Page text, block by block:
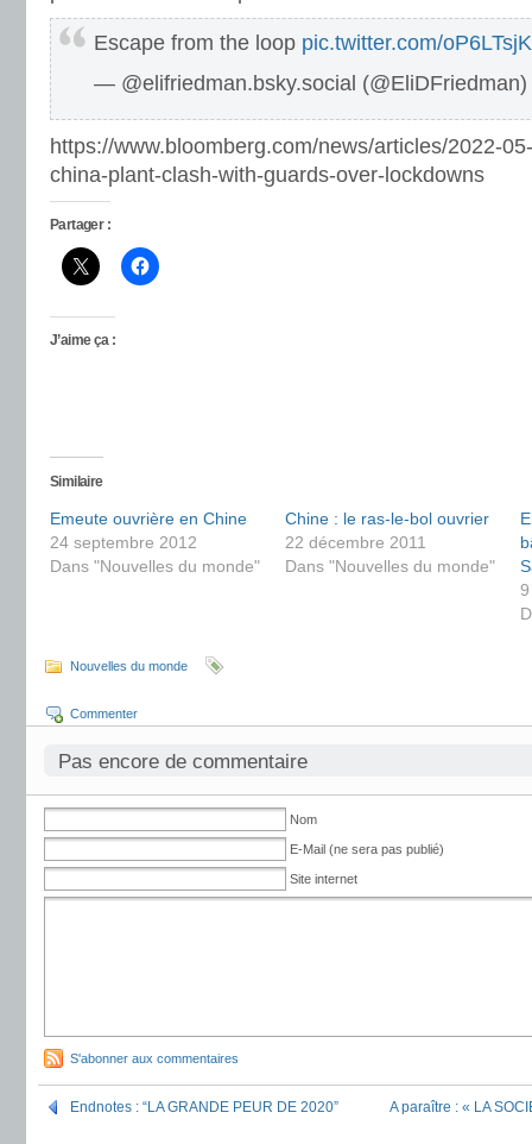
Escape from the loop pic.twitter.com/
— @elifriedman.bsky.social (@EliDFriedman)
https://www.bloomberg.com/news/articles/2022-
china-plant-clash-with-guards-over-lockdowns
Partager :
J’aime ça :
Similaire
Emeute ouvrière en Chine
24 septembre 2012
Dans "Nouvelles du monde"
Chine : le ras-le-bol ouvrier
22 décembre 2011
Dans "Nouvelles du monde"
Nouvelles du monde
Commenter
Pas encore de commentaire
Nom
E-Mail (ne sera pas publié)
Site internet
S'abonner aux commentaires
Endnotes : “LA GRANDE PEUR DE 2020” A paraître : « LA